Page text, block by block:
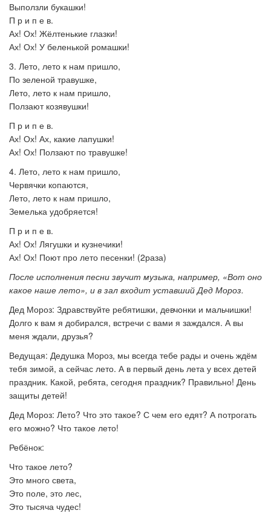
Выползли букашки!
П р и п е в.
Ах! Ох! Жёлтенькие глазки!
Ах! Ох! У беленькой ромашки!
3. Лето, лето к нам пришло,
По зеленой травушке,
Лето, лето к нам пришло,
Ползают козявушки!
П р и п е в.
Ах! Ох! Ах, какие лапушки!
Ах! Ох! Ползают по травушке!
4. Лето, лето к нам пришло,
Червячки копаются,
Лето, лето к нам пришло,
Земелька удобряется!
П р и п е в.
Ах! Ох! Лягушки и кузнечики!
Ах! Ох! Поют про лето песенки! (2раза)
После исполнения песни звучит музыка, например, «Вот оно
какое наше лето», и в зал входит уставший Дед Мороз.
Дед Мороз: Здравствуйте ребятишки, девчонки и мальчишки!
Долго к вам я добирался, встречи с вами я заждался. А вы
меня ждали, друзья?
Ведущая: Дедушка Мороз, мы всегда тебе рады и очень ждём
тебя зимой, а сейчас лето. А в первый день лета у всех детей
праздник. Какой, ребята, сегодня праздник? Правильно! День
защиты детей!
Дед Мороз: Лето? Что это такое? С чем его едят? А потрогать
его можно? Что такое лето!
Ребёнок:
Что такое лето?
Это много света,
Это поле, это лес,
Это тысяча чудес!